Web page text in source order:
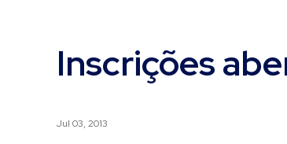
Inscrições
Jul 03, 2013